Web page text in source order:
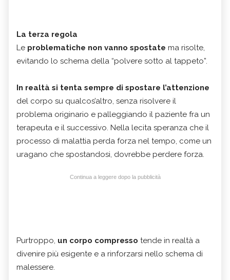
La terza regola
Le problematiche non vanno spostate ma risolte,
evitando lo schema della “polvere sotto al tappeto”.
In realtà si tenta sempre di spostare l’attenzione
del corpo su qualcos’altro, senza risolvere il
problema originario e palleggiando il paziente fra un
terapeuta e il successivo. Nella lecita speranza che il
processo di malattia perda forza nel tempo, come un
uragano che spostandosi, dovrebbe perdere forza.
Continua a leggere dopo la pubblicità
Purtroppo, un corpo compresso tende in realtà a
divenire più esigente e a rinforzarsi nello schema di
malessere.